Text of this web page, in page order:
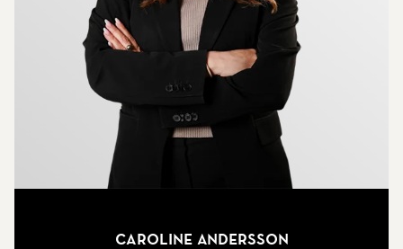
Caroline Andersson